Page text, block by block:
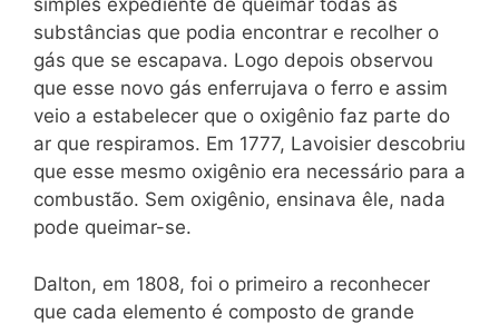
simples expediente de queimar todas as
substâncias que podia encontrar e recolher o
gás que se escapava. Logo depois observou
que esse novo gás enferrujava o ferro e assim
veio a estabelecer que o oxigênio faz parte do
ar que respiramos. Em 1777, Lavoisier descobriu
que esse mesmo oxigênio era necessário para a
combustão. Sem oxigênio, ensinava êle, nada
pode queimar-se.
Dalton, em 1808, foi o primeiro a reconhecer
que cada elemento é composto de grande